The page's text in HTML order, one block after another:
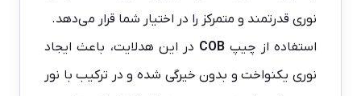
نوری قدرتمند و متمرکز را در اختیار شما قرار می‌دهد.
استفاده از چیپ COB در این هدلایت، باعث ایجاد
نوری یکنواخت و بدون خیرگی شده و در ترکیب با نور